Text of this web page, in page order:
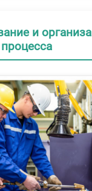
и